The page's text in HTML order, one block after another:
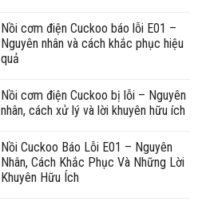
Nồi cơm điện Cuckoo báo lỗi E01 –
Nguyên nhân và cách khắc phục hiệu
quả
Nồi cơm điện Cuckoo bị lỗi – Nguyên
nhân, cách xử lý và lời khuyên hữu ích
Nồi Cuckoo Báo Lỗi E01 – Nguyên
Nhân, Cách Khắc Phục Và Những Lời
Khuyên Hữu Ích